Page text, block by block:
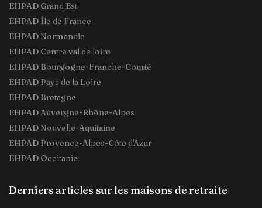
EHPAD Grand Est
EHPAD Île de France
EHPAD Normandie
EHPAD Centre val de loire
EHPAD Bourgogne-Franche-Comté
EHPAD Pays de la Loire
EHPAD Bretagne
EHPAD Auvergne-Rhône-Alpes
EHPAD Nouvelle-Aquitaine
EHPAD Provence-Alpes-Côte d'Azur
EHPAD Occitanie
Derniers articles sur les maisons de retraite